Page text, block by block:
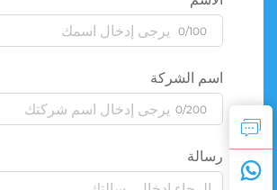
0/100
اسم الشركة
0/200
رسالة